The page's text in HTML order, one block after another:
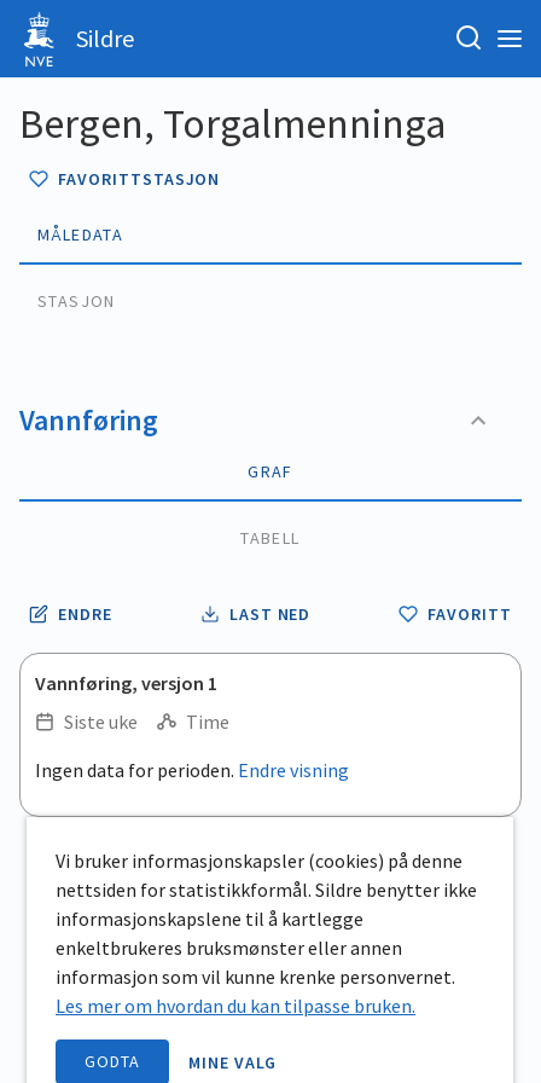
Sildre
Bergen, Torgalmenninga
FAVORITTSTASJON
MÅLEDATA
STASJON
Vannføring
GRAF
TABELL
ENDRE LAST NED FAVORITT
Vannføring, versjon 1
Siste uke
Time
.
View as data table, .
Ingen data for perioden. Endre visning
Om grafene
Vi bruker informasjonskapsler (cookies) på denne
nettsiden for statistikkformål. Sildre benytter ikke
informasjonskapslene til å kartlegge
enkeltbrukeres bruksmønster eller annen
informasjon som vil kunne krenke personvernet.
Les mer om hvordan du kan tilpasse bruken.
GODTA MINE VALG